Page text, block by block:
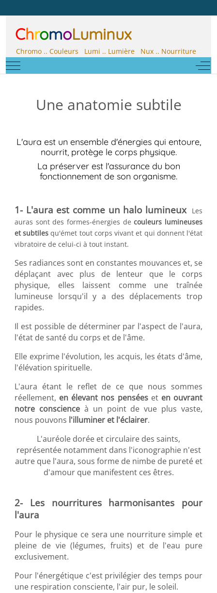
ChromoLuminux
Chromo .. Couleurs Lumi .. Lumière Nux .. Nourriture
Mobile Menu Toggle
Off-
Une anatomie subtile
L'aura est un ensemble d'énergies qui entoure,
nourrit, protège le corps physique.
La préserver est l'assurance du bon
fonctionnement de son organisme.
1- L'aura est comme un halo lumineux
Les
auras sont des formes-énergies decouleurs lumineuses
et subtiles qu'émet tout corps vivant et qui donnent l'état
vibratoire de celui-ci à tout instant.
Ses radiances sont en constantes mouvances et, se
déplaçant avec plus de lenteur que le corps
physique, elles laissent comme une traînée
lumineuse lorsqu'il y a des déplacements trop
rapides.
Il est possible de déterminer par l'aspect de l'aura,
l'état de santé du corps et de l'âme.
Elle exprime l'évolution, les acquis, les états d'âme,
l'élévation spirituelle.
L'aura étant le reflet de ce que nous sommes
réellement, en élevant nos penséeset en ouvrant
notre conscience à un point de vue plus vaste,
nous pouvons l'illuminer et l'éclairer.
L'auréole dorée et circulaire des saints,
représentée notamment dans l'iconographie n'est
autre que l'aura, sous forme de nimbe de pureté et
d'amour que manifestent ces êtres.
2- Les nourritures harmonisantes pour
l'aura
Pour le physique ce sera une nourriture simple et
pleine de vie (légumes, fruits) et de l'eau pure
exclusivement.
Pour l'énergétique c'est privilégier des temps pour
une respiration consciente, l'air pur, le soleil.